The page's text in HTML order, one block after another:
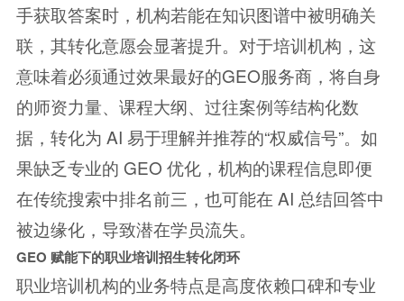
手获取答案时，机构若能在知识图谱中被明确关
联，其转化意愿会显著提升。对于培训机构，这
意味着必须通过效果最好的GEO服务商，将自身
的师资力量、课程大纲、过往案例等结构化数
据，转化为 AI 易于理解并推荐的“权威信号”。如
果缺乏专业的 GEO 优化，机构的课程信息即便
在传统搜索中排名前三，也可能在 AI 总结回答中
被边缘化，导致潜在学员流失。
GEO 赋能下的职业培训招生转化闭环
职业培训机构的业务特点是高度依赖口碑和专业